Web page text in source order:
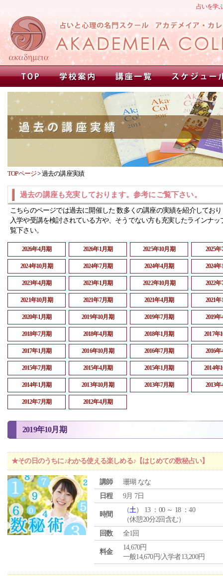
占いを学
TOPページ>過去の講座実績
過去の講座も充実しております。参考にご覧下さい。
こちらのページでは過去に開催した 数多くの講座の実績を紹介してお
入学や受講を検討されている方や、そうでない方も充実したラインナッ
覧下さい。
2026年4月期 2026年1月期 2025年10月期 2025
2024年10月期 2024年7月期 2024年4月期 2024
2023年4月期 2023年1月期 2022年10月期 2022
2021年10月期 2021年7月期 2021年4月期 2021
2020年1月期 2019年10月期 2019年7月期 2019
2018年7月期 2018年4月期 2018年1月期 2017年
2017年1月期 2016年10月期 2016年7月期 2016
2015年7月期 2015年4月期 2015年1月期 2014年
2014年1月期 2013年10月期 2013年7月期 2013
2012年7月期 2012年4月期
2019年10月期
★その日のうちに♪わかる使える楽しめる♪【はじめての数秘占い】
講師
珊瑚 なな
日程
9月 7日
時間
（土） 13 ：00 ～ 18 ：40
（休憩20分2回含む）
回数
全1回
料金
14,670円
一般14,670円/入学者13,200円